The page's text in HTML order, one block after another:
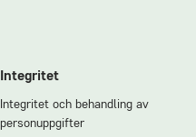
Integritet
Integritet och behandling av
personuppgifter